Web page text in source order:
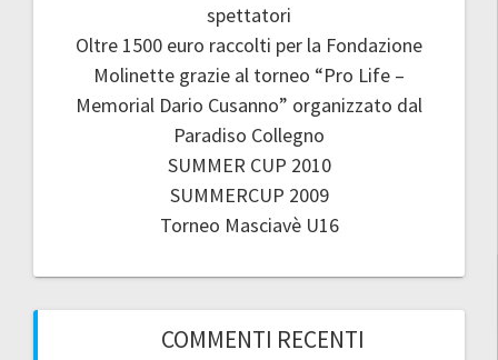
spettatori
Oltre 1500 euro raccolti per la Fondazione
Molinette grazie al torneo “Pro Life –
Memorial Dario Cusanno” organizzato dal
Paradiso Collegno
SUMMER CUP 2010
SUMMERCUP 2009
Torneo Masciavè U16
COMMENTI RECENTI